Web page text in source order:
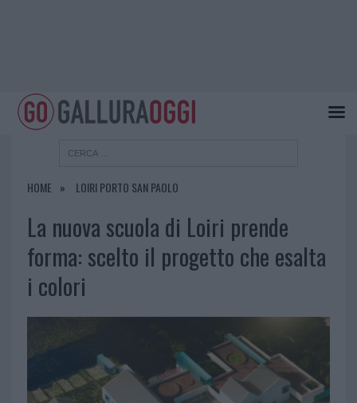
HOME LOIRI PORTO SAN PAOLO
La nuova scuola di Loiri prende
forma: scelto il progetto che esalta
i colori